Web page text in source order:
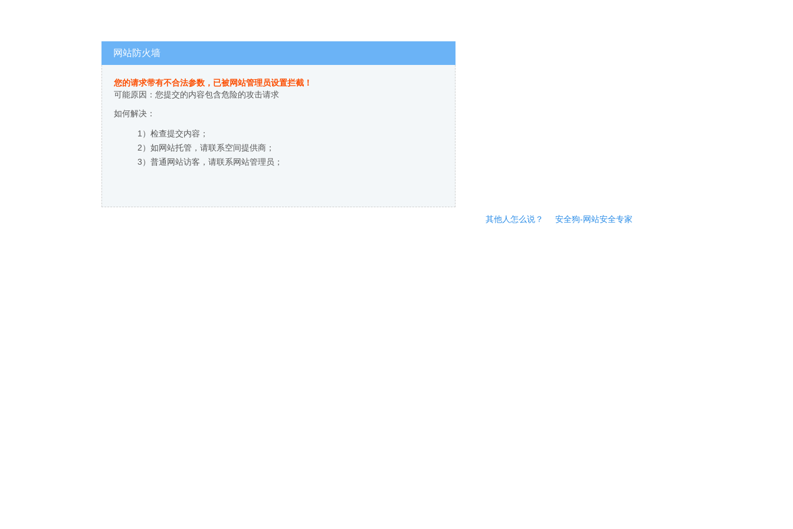
网站防火墙
您的请求带有不合法参数，已被网站管理员设置拦截！
可能原因：您提交的内容包含危险的攻击请求
如何解决：
1）检查提交内容；
2）如网站托管，请联系空间提供商；
3）普通网站访客，请联系网站管理员；
其他人怎么说？ 安全狗-网站安全专家